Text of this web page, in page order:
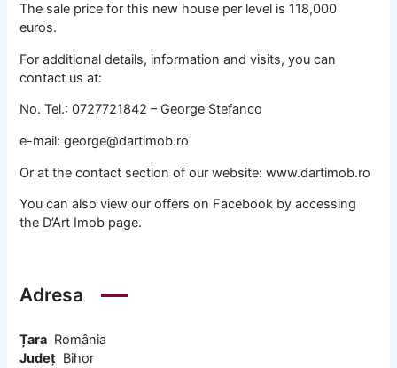
The sale price for this new house per level is 118,000
euros.
For additional details, information and visits, you can
contact us at:
No. Tel.: 0727721842 – George Stefanco
e-mail: george@dartimob.ro
Or at the contact section of our website: www.dartimob.ro
You can also view our offers on Facebook by accessing
the D’Art Imob page.
Adresa
Țara România
Județ Bihor